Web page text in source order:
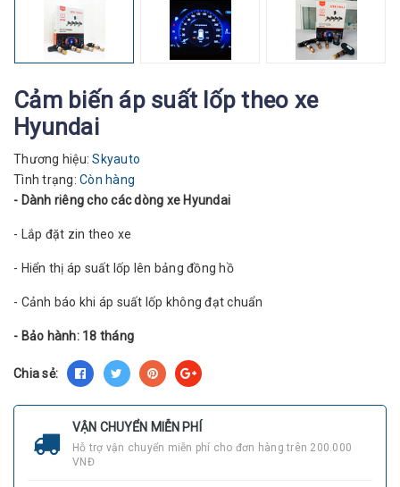
Cảm biến áp suất lốp theo xe
Hyundai
Thương hiệu: Skyauto
Tình trạng: Còn hàng
- Dành riêng cho các dòng xe Hyundai
- Lắp đặt zin theo xe
- Hiển thị áp suất lốp lên bảng đồng hồ
- Cảnh báo khi áp suất lốp không đạt chuẩn
- Bảo hành: 18 tháng
Chia sẻ:
VẬN CHUYỂN MIỄN PHÍ
Hỗ trợ vận chuyển miễn phí cho đơn hàng trên 200.000
VNĐ